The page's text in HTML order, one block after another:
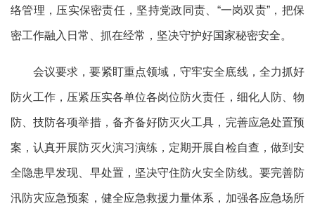
络管理，压实保密责任，坚持党政同责、“一岗双责”，把保
密工作融入日常、抓在经常，坚决守护好国家秘密安全。
会议要求，要紧盯重点领域，守牢安全底线，全力抓好
防火工作，压紧压实各单位各岗位防火责任，细化人防、物
防、技防各项举措，备齐备好防灭火工具，完善应急处置预
案，认真开展防灭火演习演练，定期开展自检自查，做到安
全隐患早发现、早处置，坚决守住防火安全防线。要完善防
汛防灾应急预案，健全应急救援力量体系，加强各应急场所